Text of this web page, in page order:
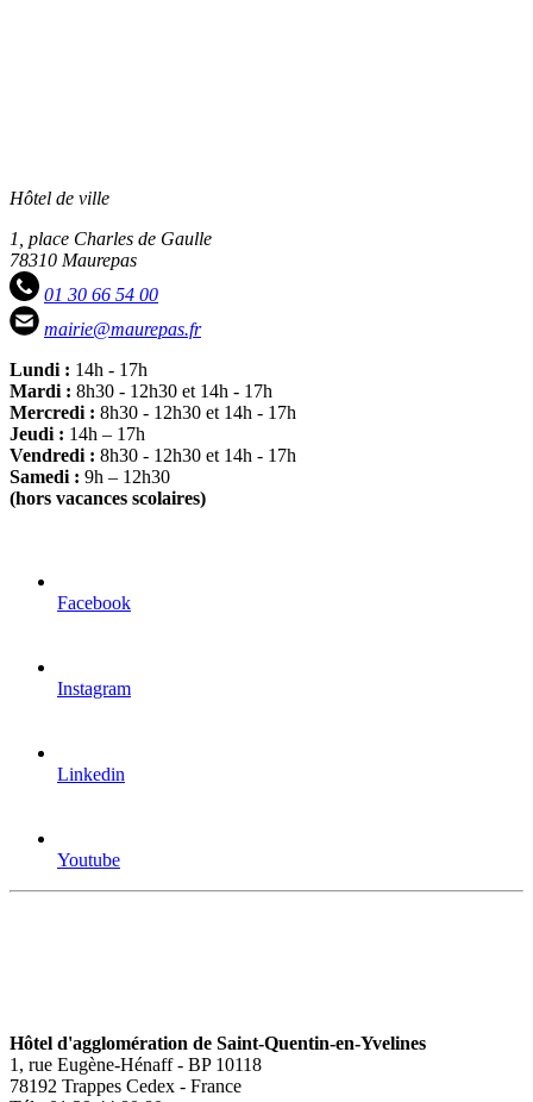
Hôtel de ville
1, place Charles de Gaulle
78310 Maurepas
01 30 66 54 00
mairie@maurepas.fr
Lundi : 14h - 17h
Mardi : 8h30 - 12h30 et 14h - 17h
Mercredi : 8h30 - 12h30 et 14h - 17h
Jeudi : 14h – 17h
Vendredi : 8h30 - 12h30 et 14h - 17h
Samedi : 9h – 12h30
(hors vacances scolaires)
Facebook
Instagram
Linkedin
Youtube
Hôtel d'agglomération de Saint-Quentin-en-Yvelines
1, rue Eugène-Hénaff - BP 10118
78192 Trappes Cedex - France